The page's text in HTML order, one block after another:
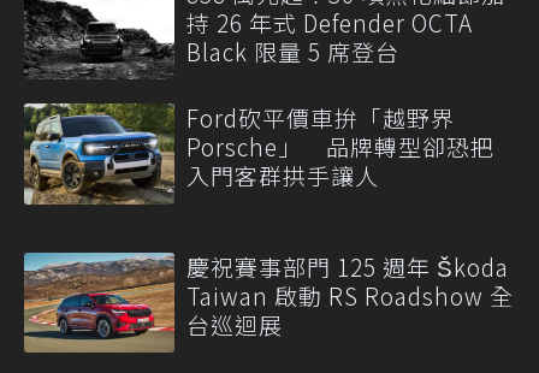
持 26 年式 Defender OCTA
Black 限量 5 席登台
Ford砍平價車拚「越野界
Porsche」 品牌轉型卻恐把
入門客群拱手讓人
慶祝賽事部門 125 週年 Škoda
Taiwan 啟動 RS Roadshow 全
台巡迴展